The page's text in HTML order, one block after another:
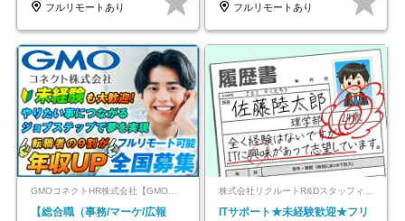
フルリモートあり
フルリモートあり
GMOコネクトHR株式会社【GMOインターネットグループ】
【総合職（事務/マーケ/広報
株式会社リクルートR&Dスタッフィング【リクルートグループ】
ITサポート★未経験歓迎★フリ